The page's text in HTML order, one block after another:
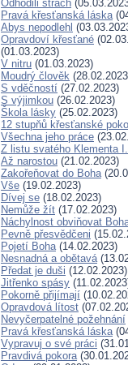
Odhodili strach
Pravá křesťanská láska
Abys nepodlehl
Opravdoví křesťané
(01.03.2023)
V nitru (01.03.2023)
Moudrý člověk
S vděčností (27.02.2023)
S výjimkou (26.02.2023)
Škola lásky (25.02.2023)
12 stupňů křesťanské
Všechna jeho práce
Z listu svatého Klementa I.
Až narostou (21.02.2023)
Zakořeňovat do Boha
Vše (19.02.2023)
Dívej se (18.02.2023)
Nemůže žít (17.02.2023)
Náchylnost obviňovat
Pevně přesvědčeni
Pojetí Boha(14.02.2023)
Nesnadná a obětavá
Předat je duši (12.02.2023)
Jitřenko spásy
Pokorně přijímají
Opravdová lítost
Nevyčerpatelné požehnání
Pravá křesťanská láska
Vypravuj o své práci
Pravdivá pokora